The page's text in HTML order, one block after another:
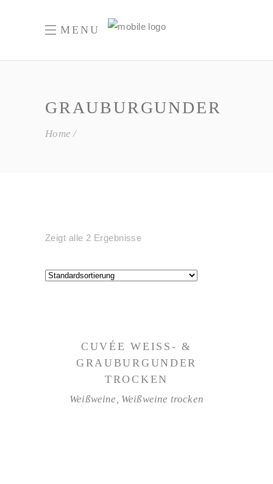
MENU
GRAUBURGUNDER
Home
Zeigt alle 2 Ergebnisse
CUVÉE WEISS- & G
RAUBURGUNDER T
ROCKEN
Weißweine Weißweine trocken